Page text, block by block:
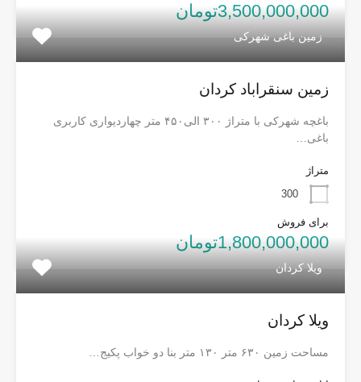
3,500,000,000تومان
زمین باغی شهرکی
زمین سنقراباد کردان
باغچه شهرکی با متراژ ۳۰۰ الی۴۵۰ متر چهاردیواری کاربری
باغی…
متراژ
300
برای فروش
1,800,000,000تومان
ویلا کردان
ویلا کردان
مساحت زمین ۶۳۰ متر ۱۳۰ متر بنا دو خواب پکیج…